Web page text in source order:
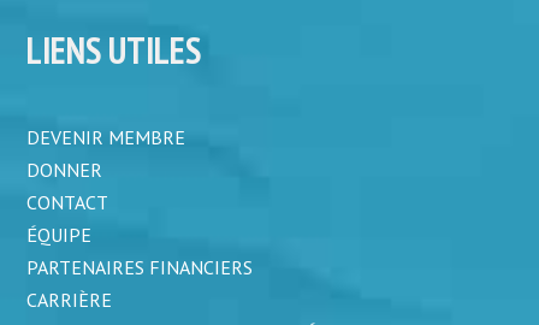
LIENS UTILES
DEVENIR MEMBRE
DONNER
CONTACT
ÉQUIPE
PARTENAIRES FINANCIERS
CARRIÈRE